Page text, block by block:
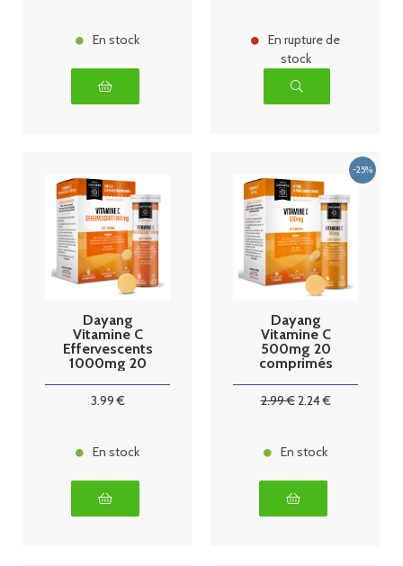
En stock
En rupture de
stock
Dayang
Vitamine C
Effervescents
1000mg 20
3.99€
En stock
Dayang
Vitamine C
500mg 20
comprimés
2.99€2.24€
En stock